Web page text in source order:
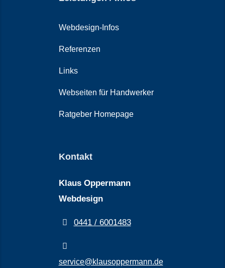
Webdesign-Infos
Referenzen
Links
Webseiten für Handwerker
Ratgeber Homepage
Kontakt
Klaus Oppermann
Webdesign
0441 / 6001483
service@klausoppermann.de